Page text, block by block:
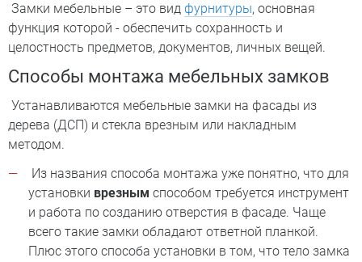
Замки мебельные – это вид фурнитуры, основная
функция которой - обеспечить сохранность и
целостность предметов, документов, личных вещей.
Способы монтажа мебельных замков
Устанавливаются мебельные замки на фасады из
дерева (ДСП) и стекла врезным или накладным
методом.
Из названия способа монтажа уже понятно, что для
установки врезным способом требуется инструмент
и работа по созданию отверстия в фасаде. Чаще
всего такие замки обладают ответной планкой.
Плюс этого способа установки в том, что тело замка